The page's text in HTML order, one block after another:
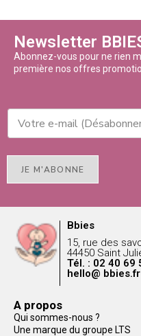
Newsletter
Abonnez-vous pour ne rien
première nos offres
JE M'ABONNE
Bbies
15, rue des
44450 Saint
Tél. : 02 40 69
hello@ bbies.fr
A propos
Qui sommes-nous ?
Une marque du groupe LTS